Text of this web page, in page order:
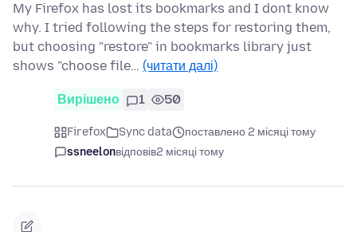
My Firefox has lost its bookmarks and I dont know
why. I tried following the steps for restoring them,
but choosing "restore" in bookmarks library just
shows "choose file… (читати далі)
Вирішено 1 50
Firefox Sync data
поставлено 2 місяці тому
ssneelonвідповів2 місяці тому